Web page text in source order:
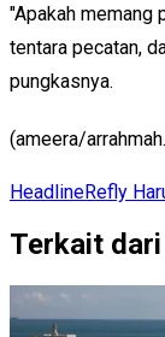
"Apakah memang
tentara pecatan,
pungkasnya.
(ameera/
HeadlineRefly
Terkait dari